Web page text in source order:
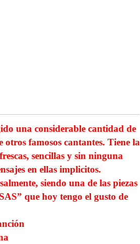
una considerable cantidad de
otros famosos cantantes. Tiene la
sencillas y sin ninguna
en ellas implicitos.
siendo una de las piezas
que hoy tengo el gusto de